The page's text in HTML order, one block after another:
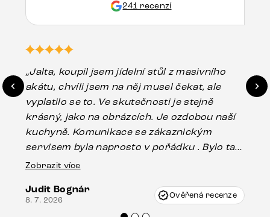
241 recenzí
„Jalta, koupil jsem jídelní stůl z masivního
akátu, chvíli jsem na něj musel čekat, ale
vyplatilo se to. Ve skutečnosti je stejně
krásný, jako na obrázcích. Je ozdobou naší
kuchyně. Komunikace se zákaznickým
servisem byla naprosto v pořádku . Bylo tam
drobné poškození u nohy stolu, které mohlo
Vincze mi velmi korektně vyšli vstříc.
Doporučuji produkty Delife všem.“
Zobrazit více
Judit Bognár
8. 7. 2026 Ověřená recenze